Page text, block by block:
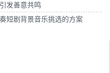
(2)
发善意共鸣
短剧背景音乐挑选的方案